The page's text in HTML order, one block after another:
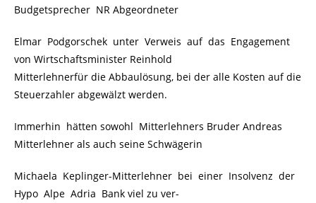
Budgetsprecher NR Abgeordneter
Elmar Podgorschek unter Verweis auf das Engagement
von Wirtschaftsminister Reinhold
Mitterlehnerfür die Abbaulösung, bei der alle Kosten auf die
Steuerzahler abgewälzt werden.
Immerhin hätten sowohl Mitterlehners Bruder Andreas
Mitterlehner als auch seine Schwägerin
Michaela Keplinger-Mitterlehner bei einer Insolvenz der
Hypo Alpe Adria Bank viel zu ver-